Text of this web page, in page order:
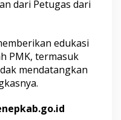
dari Petugas dari
edukasi
PMK, termasuk
mendatangkan